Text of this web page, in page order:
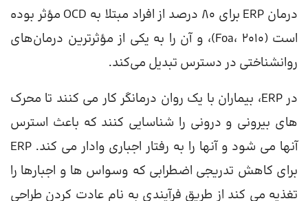
درمان ERP برای 80 درصد از افراد مبتلا به OCD مؤثر بوده
است (Foa، 2010)، و آن را به یکی از مؤثرترین درمان‌های
روانشناختی در دسترس تبدیل می‌کند.
در ERP، بیماران با یک روان درمانگر کار می کنند تا محرک
های بیرونی و درونی را شناسایی کنند که باعث استرس
آنها می شود و آنها را به رفتار اجباری وادار می کند. ERP
برای کاهش تدریجی اضطرابی که وسواس ها و اجبارها را
تغذیه می کند از طریق فرآیندی به نام عادت کردن طراحی